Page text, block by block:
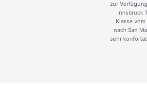
zur
Innsbruck
Klasse
nach San
sehr